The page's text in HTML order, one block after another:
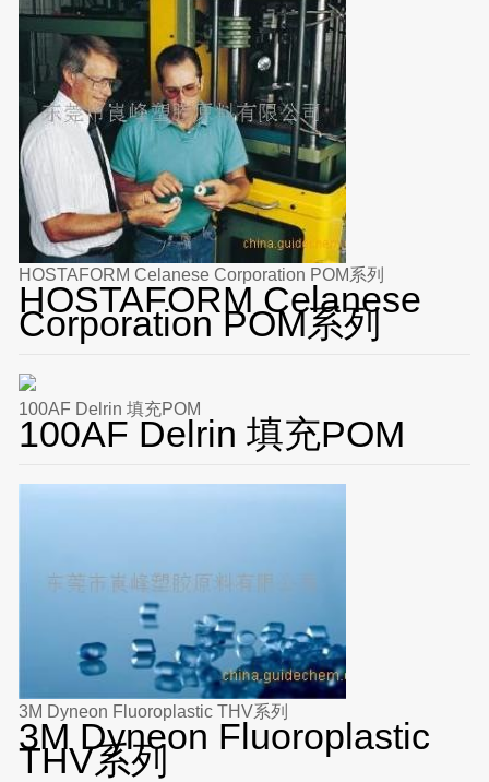
HOSTAFORM Celanese Corporation POM系列
HOSTAFORM Celanese
Corporation POM系列
100AF Delrin 填充POM
100AF Delrin 填充POM
3M Dyneon Fluoroplastic THV系列
3M Dyneon Fluoroplastic
THV系列